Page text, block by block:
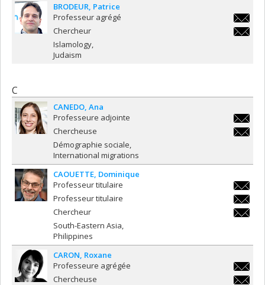
BRODEUR Patrice
Professeur agrégé
Chercheur
Islamology
Judaism
C
CANEDO Ana
Professeure adjointe
Chercheuse
Démographie sociale
International migrations
CAOUETTE Dominique
Professeur titulaire
Professeur titulaire
Chercheur
South-Eastern Asia
Philippines
CARON Roxane
Professeure agrégée
Chercheuse